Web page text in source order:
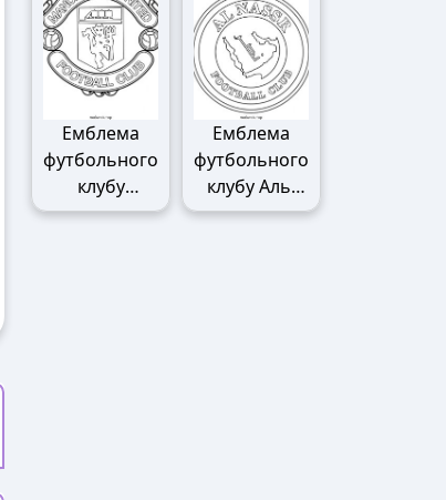
Емблема
футбольного
клубу
Манчестер
Емблема
футбольного
клубу Аль-
Наср